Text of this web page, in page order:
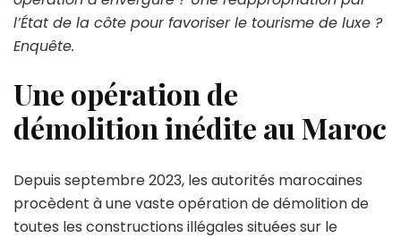
l’État de la côte pour favoriser le tourisme de luxe ?
Enquête.
Une opération de
démolition inédite au Maroc
Depuis septembre 2023, les autorités marocaines
procèdent à une vaste opération de démolition de
toutes les constructions illégales situées sur le